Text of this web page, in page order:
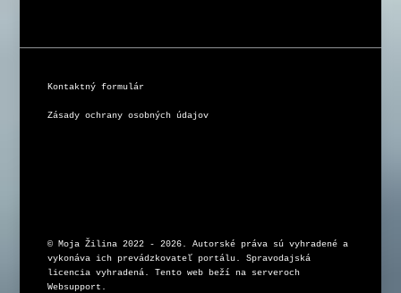
Kontaktný formulár
Zásady ochrany osobných údajov
© Moja Žilina 2022 - 2026. Autorské práva sú vyhradené a
vykonáva ich prevádzkovateľ portálu. Spravodajská
licencia vyhradená. Tento web beží na serveroch